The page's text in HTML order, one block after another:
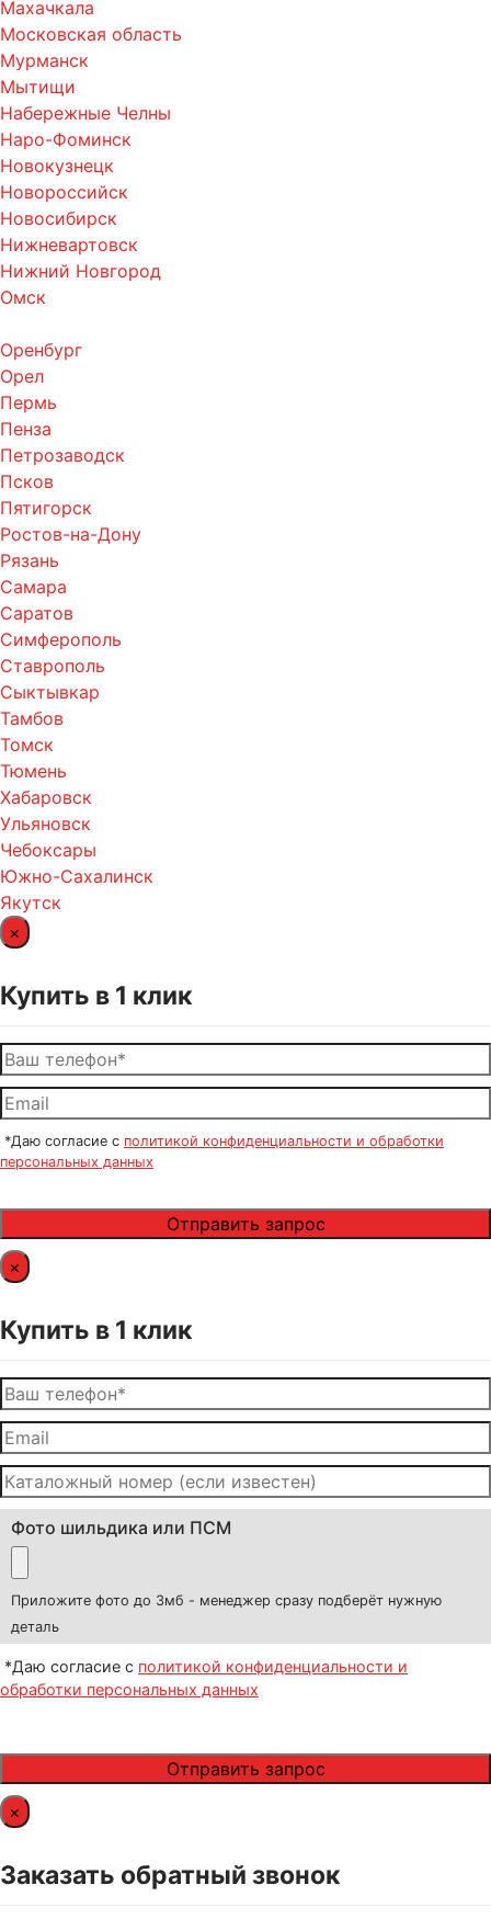
Махачкала
Московская область
Мурманск
Мытищи
Набережные Челны
Наро-Фоминск
Новокузнецк
Новороссийск
Новосибирск
Нижневартовск
Нижний Новгород
Омск
Оренбург
Орел
Пермь
Пенза
Петрозаводск
Псков
Пятигорск
Ростов-на-Дону
Рязань
Самара
Саратов
Симферополь
Ставрополь
Сыктывкар
Тамбов
Томск
Тюмень
Хабаровск
Ульяновск
Чебоксары
Южно-Сахалинск
Якутск
×
Купить в 1 клик
*Даю согласие с политикой конфиденциальности и обработки
персональных данных
×
Купить в 1 клик
Фото шильдика или ПСМ
Приложите фото до 3мб - менеджер сразу подберёт нужную
деталь
*Даю согласие с политикой конфиденциальности и
обработки персональных данных
×
Заказать обратный звонок